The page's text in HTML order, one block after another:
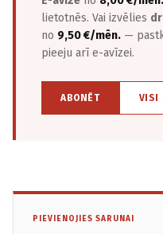
lietotnēs. Vai izvēlies
no 9,50 €/mēn. —
pieeju arī e-avīzei.
ABONĒT VISI
PIEVIENOJIES SARUNAI